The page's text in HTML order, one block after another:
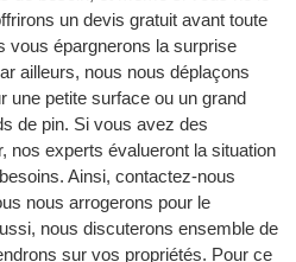
un devis gratuit avant toute
vous épargnerons la surprise
ailleurs, nous nous déplaçons
une petite surface ou un grand
de pin. Si vous avez des
nos experts évalueront la situation
Ainsi, contactez-nous
nous arrogerons pour le
nous discuterons ensemble de
sur vos propriétés. Pour ce